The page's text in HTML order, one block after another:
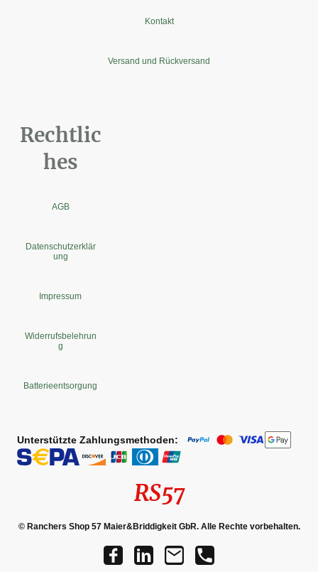
Kontakt
Versand und Rückversand
Rechtlic
hes
AGB
Datenschutzerklär
ung
Impressum
Widerrufsbelehrun
g
Batterieentsorgung
Unterstützte Zahlungsmethoden:
RS57
© Ranchers Shop 57 Maier&Briddigkeit GbR. Alle Rechte vorbehalten.